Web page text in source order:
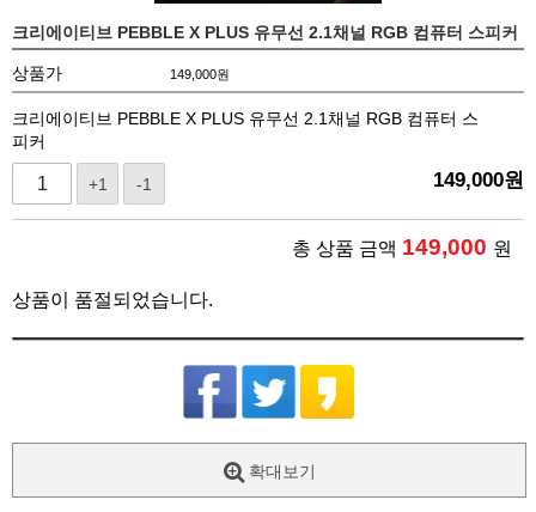
크리에이티브 PEBBLE X PLUS 유무선 2.1채널 RGB 컴퓨터 스피커
상품가 149,000원
크리에이티브 PEBBLE X PLUS 유무선 2.1채널 RGB 컴퓨터 스
피커
+1 -1 149,000원
총 상품 금액 149,000 원
상품이 품절되었습니다.
확대보기